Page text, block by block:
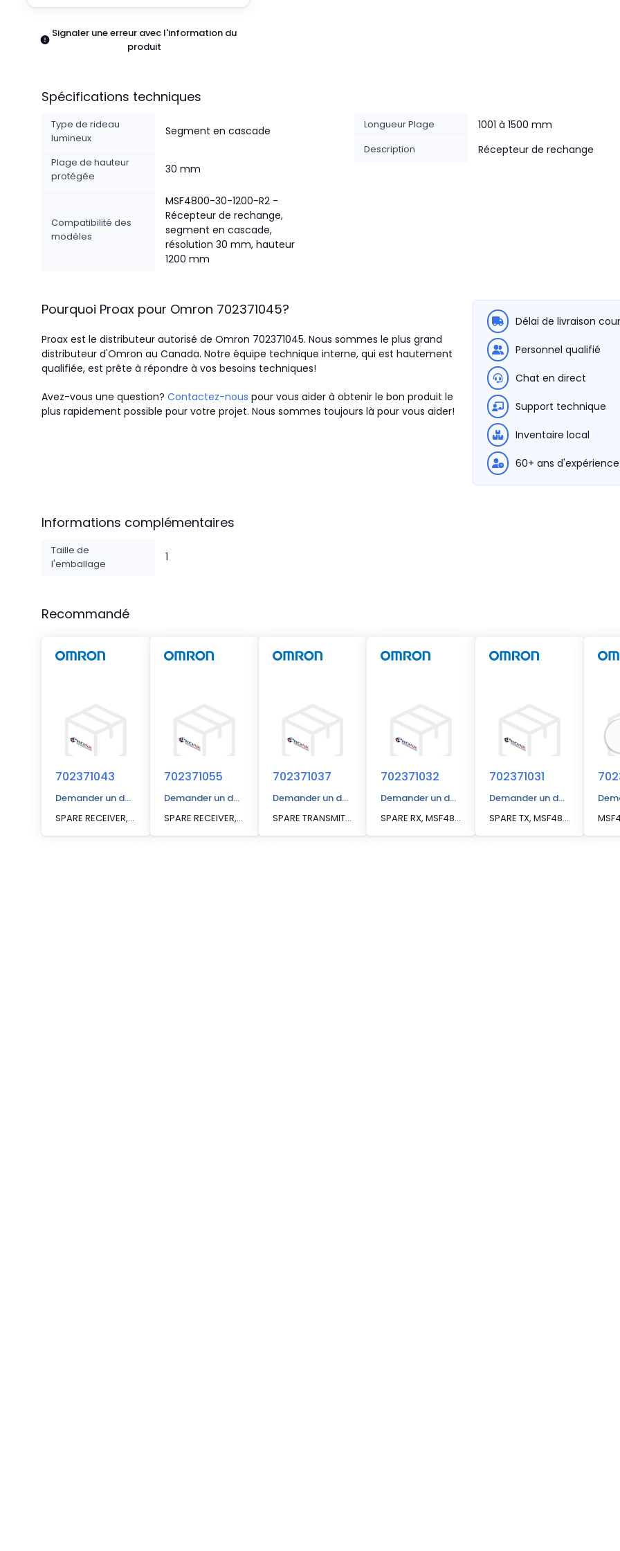
Pneumatiques
Relais
Interrupteurs
Blocs terminaux
Promotions
Signaler une erreur avec l'information du
produit
Spécifications techniques
Type de rideau
lumineux
Segment en cascade
Plage de hauteur
protégée
30 mm
Compatibilité des
modèles
MSF4800-30-1200-R2 -
Récepteur de rechange,
segment en cascade,
résolution 30 mm, hauteur
1200 mm
Longueur Plage 1001 à 1500 mm
Description Récepteur de rechange
Pourquoi Proax pour Omron 702371045?
Proax est le distributeur autorisé de Omron 702371045. Nous sommes le plus grand
distributeur d'Omron au Canada. Notre équipe technique interne, qui est hautement
qualifiée, est prête à répondre à vos besoins techniques!
Avez-vous une question? Contactez-nous pour vous aider à obtenir le bon produit le
plus rapidement possible pour votre projet. Nous sommes toujours là pour vous aider!
Délai de livraison
Personnel qualifié
Chat en direct
Support technique
Inventaire local
60+ ans d'expérience
Informations complémentaires
Taille de
l'emballage
1
Recommandé
702371043
Demander un devis
SPARE RECEIVER, MSF4800-30-0600-R2
702371055
Demander un devis
SPARE RECEIVER, MSF4800-30-0920-R2
702371037
Demander un devis
SPARE TRANSMITTER, MFS4800-30-1200-X2
702371032
Demander un devis
SPARE RX, MSF4800S-20-0320,
702371031
Demander un devis
SPARE TX, MSF4800S-20-0320